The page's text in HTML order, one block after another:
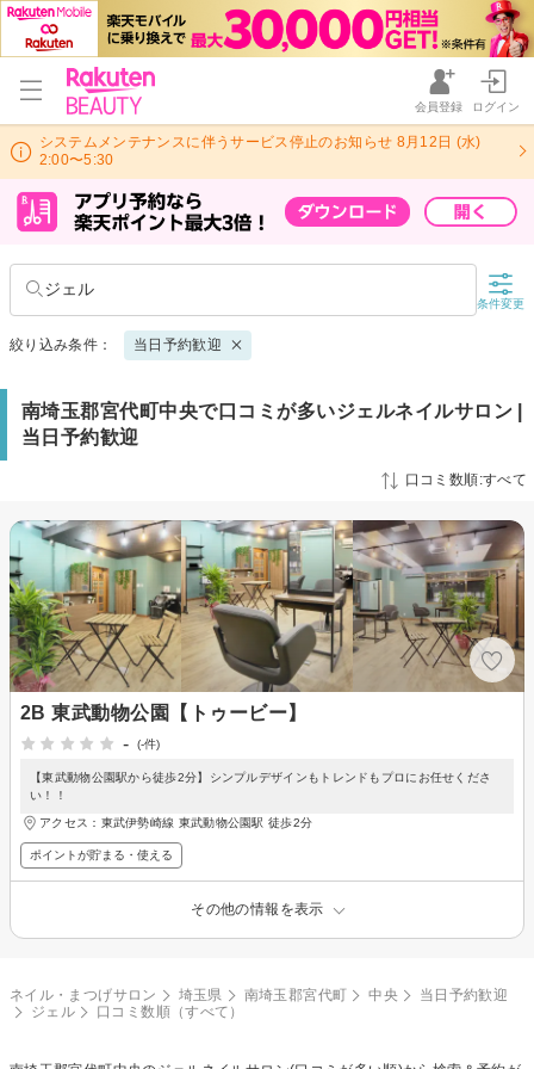
会員登録 ログイン
システムメンテナンスに伴うサービス停止のお知らせ 8月12日 (水)
2:00〜5:30
ジェル
条件変更
絞り込み条件： 当日予約歓迎
南埼玉郡宮代町中央で口コミが多いジェルネイルサロン |
当日予約歓迎
口コミ数順:すべて
2B 東武動物公園【トゥービー】
-
(-件)
【東武動物公園駅から徒歩2分】シンプルデザインもトレンドもプロにお任せくださ
い！！
アクセス：東武伊勢崎線 東武動物公園駅 徒歩2分
ポイントが貯まる・使える
その他の情報を表示
ネイル・まつげサロン 埼玉県 南埼玉郡宮代町 中央
当日予約歓迎
ジェル
口コミ数順（すべて）